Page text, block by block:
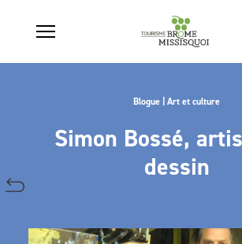
Blogue | Art et culture
Simon Bossé,
dessin